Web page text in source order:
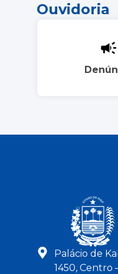
Ouvidoria
Palácio de
1450, Centro